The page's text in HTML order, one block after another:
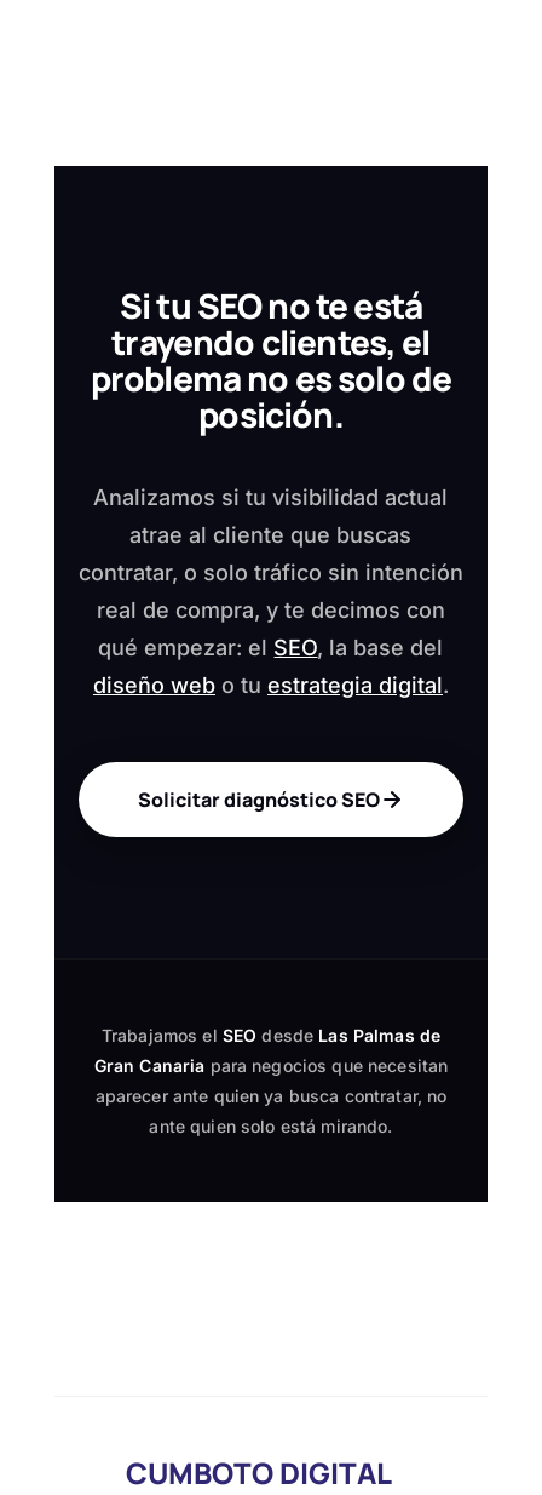
Si tu SEO no te está
trayendo clientes, el
problema no es solo de
posición.
Analizamos si tu visibilidad actual
atrae al cliente que buscas
contratar, o solo tráfico sin intención
real de compra, y te decimos con
qué empezar: el SEO, la base del
diseño webo tu estrategia digital.
Solicitar diagnóstico SEO
Trabajamos el SEO desde Las Palmas de
Gran Canaria para negocios que necesitan
aparecer ante quien ya busca contratar, no
ante quien solo está mirando.
CUMBOTO DIGITAL